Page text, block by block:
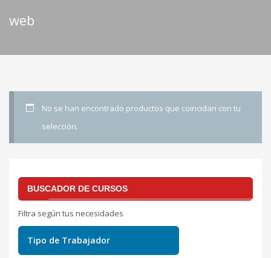
web
No se han encontrado productos que coincidan con tu
selección.
BUSCADOR DE CURSOS
Filtra según tus necesidades
Tipo de Trabajador